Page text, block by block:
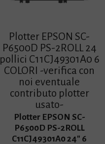
Plotter EPSON SC-
P6500D PS-2ROLL 24
pollici C11CJ49301A0 6
COLORI -verifica con
noi eventuale
contributo plotter
usato-
Plotter EPSON SC-
P6500D PS-2ROLL
C11CJ49301A0 24″ 6